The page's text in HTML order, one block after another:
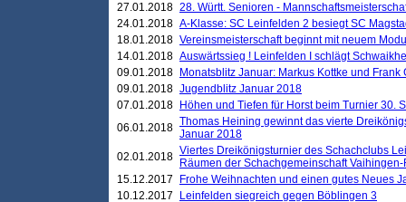
27.01.2018 28. Württ. Senioren -
24.01.2018 A-Klasse: SC Leinfelden 2 besiegt SC
18.01.2018 Vereinsmeisterschaft beginnt mit neuem
14.01.2018 Auswärtssieg ! Leinfelden I schlägt
09.01.2018
Monatsblitz Januar: Markus Kottke und
09.01.2018 Jugendblitz Januar 2018
07.01.2018
Höhen und Tiefen für Horst beim Turnier 30.
06.01.2018 Thomas Heining gewinnt das vierte
Januar 2018
02.01.2018 Viertes Dreikönigsturnier des Schachclubs
Räumen der Schachgemeinschaft
15.12.2017
Frohe Weihnachten und einen gutes Neues
10.12.2017
Leinfelden siegreich gegen Böblingen 3